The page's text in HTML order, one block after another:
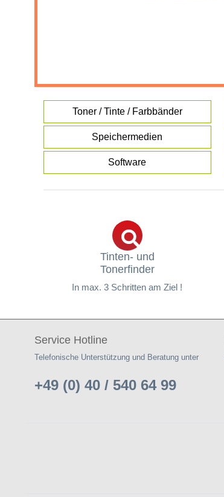
Toner / Tinte / Farbbänder
Speichermedien
Software
Tinten- und
Tonerfinder
In max. 3 Schritten am Ziel !
Service Hotline
Telefonische Unterstützung und Beratung unter
+49 (0) 40 / 540 64 99